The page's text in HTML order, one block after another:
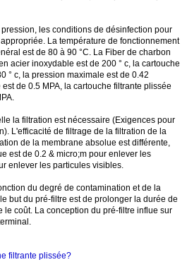
les conditions de désinfection pour
La température de fonctionnement
est de 80 à 90 °C. La Fiber de charbon
acier inoxydable est de 200 ° c, la cartouche
° c, la pression maximale est de 0.42
de 0.5 MPA, la cartouche filtrante plissée
la filtration est nécessaire (Exigences pour
). L'efficacité de filtrage de la filtration de la
de la membrane absolue est différente,
est de 0.2 & micro;m pour enlever les
enlever les particules visibles.
du degré de contamination et de la
but du pré-filtre est de prolonger la durée de
le coût. La conception du pré-filtre influe sur
filtrante plissée?